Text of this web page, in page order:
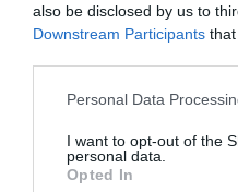
also be disclosed by us to
Downstream Participants
Personal Data
I want to opt-out of the
personal data.
Opted In